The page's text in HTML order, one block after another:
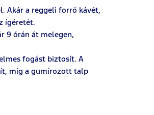
Akár a reggeli forró kávét,
ígéretét.
9 órán át melegen,
fogást biztosít. A
míg a gumírozott talp